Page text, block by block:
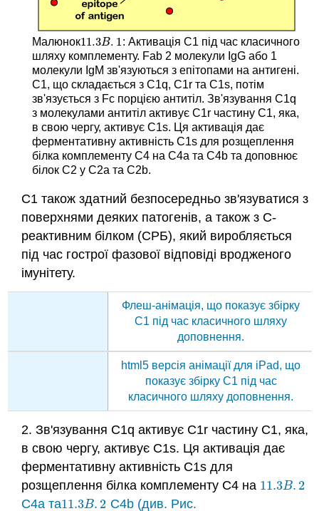
Малюнок11.3B. 1
11.3B.1 : Активація С1 під час класичного
шляху комплементу. Fab 2 молекули IgG або 1
молекули IgM зв'язуються з епітопами на антигені.
C1, що складається з C1q, C1r та C1s, потім
зв'язується з Fc порцією антитіл. Зв'язування C1q
з молекулами антитіл активує C1r частину С1, яка,
в свою чергу, активує C1s. Ця активація дає
ферментативну активність C1s для розщеплення
білка комплементу C4 на C4a та C4b та доповнює
білок C2 у C2a та C2b.
С1 також здатний безпосередньо зв'язуватися з
поверхнями деяких патогенів, а також з С-
реактивним білком (СРБ), який виробляється
під час гострої фазової відповіді вродженого
імунітету.
Флеш-анімація, що показує збірку
C1 під час класичного шляху
доповнення.
html5 версія анімації для iPad, що
показує збірку C1 під час
класичного шляху доповнення.
2.Зв'язування C1q активує C1r частину C1, яка,
в свою чергу, активує C1s. Ця активація дає
ферментативну активність C1s для
розщеплення білка комплементу C4 на 11.3B. 2
11.3B. 2
C4a та11.3B. 2
11.3B. 2 C4b (див. Рис.